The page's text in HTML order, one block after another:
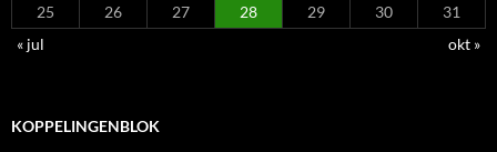
25
26 27 28 29 30
31
« jul
okt »
KOPPELINGENBLOK